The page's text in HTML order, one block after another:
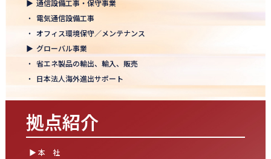
2025.10.07
【日本電通グループ内定式開催】2026年度卒 新卒10期生が本社に
集まりました！
2025.09.11
松山オフィスお引っ越し！快適空間にアップグレード✨
湯布院保養所をリノベーションし、9月オープン！～社員とご家族
の「心と体のリフレッシュ拠点」に～
▶ 通信設備工事・保守事業
・ 電気通信設備工事
・ オフィス環境保守／メンテナンス
▶ グローバル事業
・ 省エネ製品の輸出、輸入、販売
・ 日本法人海外進出サポート
拠点紹介
▶ 本 社